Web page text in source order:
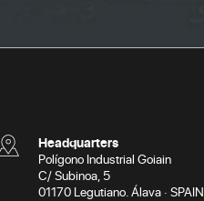
Headquarters
Polígono Industrial Goiain
C/ Subinoa, 5
01170 Legutiano. Álava · SPAIN